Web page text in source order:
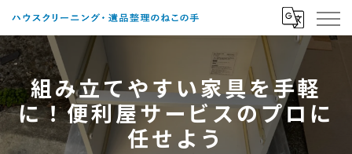
組み立てやすい家具を手軽
に！便利屋サービスのプロに
任せよう